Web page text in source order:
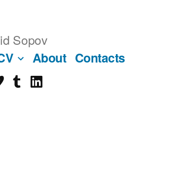
Sopov
About Contacts
tumblrlinkedin